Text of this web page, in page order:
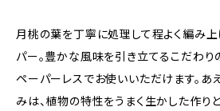
月桃の葉を丁寧に処理して程よく編み上
パー。豊かな風味を引き立てるこだわり
ペーパーレスでお使いいただけます。あ
みは、植物の特性をうまく生かした作り